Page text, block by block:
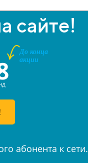
сайте!
До конца
акции
абонента к сети.